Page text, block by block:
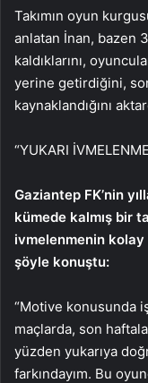
Takımın oyun
anlatan İnan, bazen
kaldıklarını,
yerine getirdiğini,
kaynaklandığını
“YUKARI
Gaziantep FK’nin
kümede kalmış bir
ivmelenmenin kolay
şöyle konuştu:
“Motive konusunda
maçlarda, son
yüzden yukarıya
farkındayım. Bu